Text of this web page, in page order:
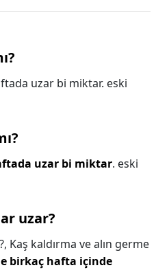
uzar bi miktar. eski
uzar bi miktar. eski
uzar?
Kaş kaldırma ve alın germe
birkaç hafta içinde